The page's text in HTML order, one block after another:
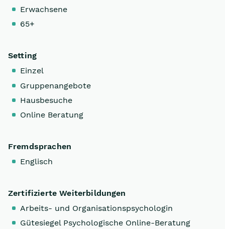
Erwachsene
65+
Setting
Einzel
Gruppenangebote
Hausbesuche
Online Beratung
Fremdsprachen
Englisch
Zertifizierte Weiterbildungen
Arbeits- und Organisationspsychologin
Gütesiegel Psychologische Online-Beratung